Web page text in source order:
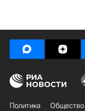
Политика Общество